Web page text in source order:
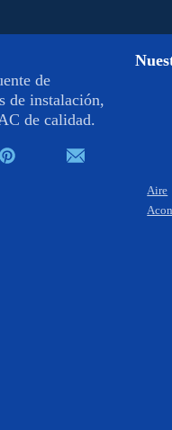
de
de instalación,
de calidad.
Aire